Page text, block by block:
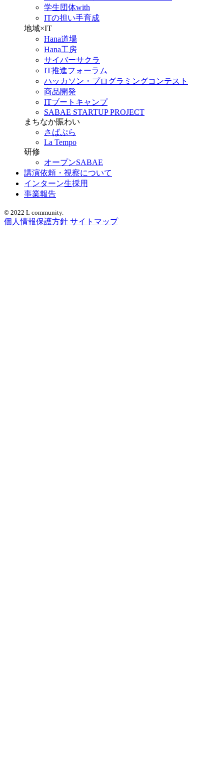
学生団体with
ITの担い手育成
地域×IT
Hana道場
Hana工房
サイバーサクラ
IT推進フォーラム
ハッカソン・プログラミングコンテスト
商品開発
ITブートキャンプ
SABAE STARTUP PROJECT
まちなか賑わい
さばぷら
La Tempo
研修
オープンSABAE
講演依頼・視察について
インターン生採用
事業報告
© 2022 L community.
個人情報保護方針 サイトマップ